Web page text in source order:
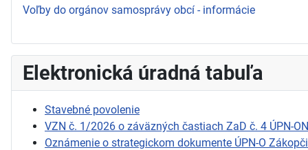
Voľby do orgánov samosprávy obcí - informácie
Elektronická úradná tabuľa
Stavebné povolenie
VZN č. 1/2026 o záväzných častiach ZaD č. 4 ÚPN-ON
Oznámenie o strategickom dokumente ÚPN-O